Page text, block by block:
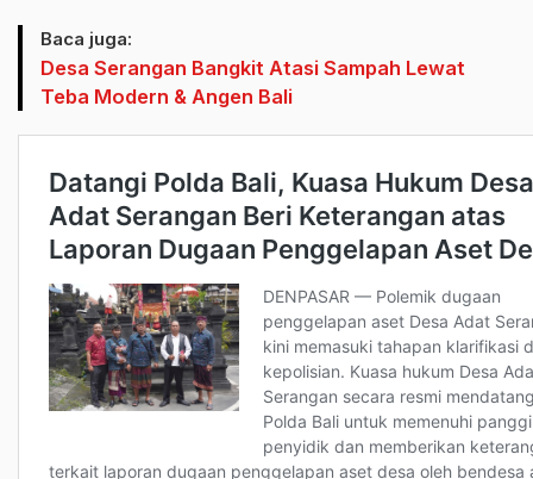
Baca juga:
Desa Serangan Bangkit Atasi Sampah Lewat
Teba Modern & Angen Bali